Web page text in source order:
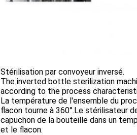
Stérilisation par convoyeur inversé.
The inverted bottle sterilization
according to the process
La température de l'ensemble du
flacon tourne à 360°.Le stérilisateur
capuchon de la bouteille dans un
et le flacon.